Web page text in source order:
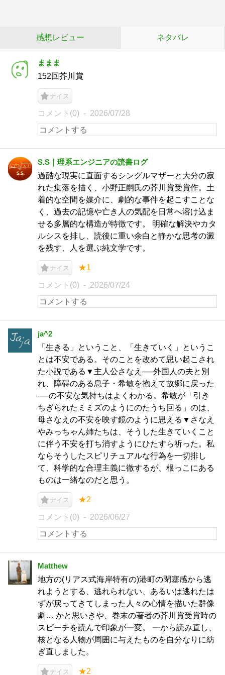
感想レビュー ネタバレ
ままま
152回芥川賞
ナイス
コメント(0) 2026/07/28
S.S｜理系エンジニアの読書ログ
過酷な現実に直面するシングルマザーと大分の寂
れた集落を描く、小野正嗣氏の芥川賞受賞作。土
着的な空間を媒介に、劇的な事件を起こすことな
く、過去の記憶や亡き人の気配を日常へ溶け込ま
せる多層的な構造が特徴です。 明確な解決やカタ
ルシスを排し、読後に重い余白と静かな思考の澱
を残す、人を選ぶ純文学です。
ナイス ★1
コメント(0) 2026/07/24
ja^2
「生きる」ということ、「生きていく」というこ
とは不安である。そのことを改めて思い起こされ
た小説である▼主人公さなえ──外国人の夫と別
れ、障碍のある息子・希敏を抱えて故郷に戻った
──の不安な気持ちはよくわかる。希敏が「引き
ちぎられたミミズのようにのたうち回る」のは、
母さなえの不安を映す鏡のように思える▼さなえ
やみっちゃん姉たちは、そうした生きていくこと
に伴う不安を打ち消すようにひたすら祈った。私
ならそうしたスピリチュアルな行為を一切排し
て、科学的な合理主義に徹するが、根っこにある
ものは一緒なのだと思う。
ナイス ★2
コメント(0) 2026/06/27
Matthew
地方の(リアス式海岸特有の)港町の閉塞感から逃
れようとする、逃れられない、あるいは逃れたは
ずが戻ってきてしまった人々の心情を描いた群像
劇… かと思いきや、巻末の著者の芥川賞受賞時の
スピーチを読んで印象が一変。 一から読み直し、
核となる人物が周囲に与えたものを自分なりに紡
ぎ直しました。
ナイス ★2